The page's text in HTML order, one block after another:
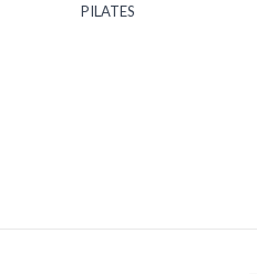
PILATES